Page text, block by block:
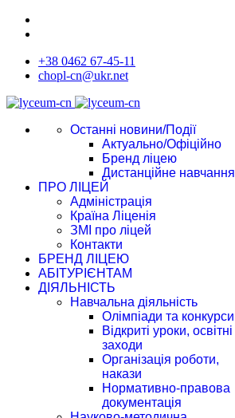
+38 0462 67-45-11
chopl-cn@ukr.net
Останні новини/Події
Актуально/Офіційно
Бренд ліцею
Дистанційне навчання
ПРО ЛІЦЕЙ
Адміністрація
Країна Ліценія
ЗМІ про ліцей
Контакти
БРЕНД ЛІЦЕЮ
АБІТУРІЄНТАМ
ДІЯЛЬНІСТЬ
Навчальна діяльність
Олімпіади та конкурси
Відкриті уроки, освітні
заходи
Організація роботи,
накази
Нормативно-правова
документація